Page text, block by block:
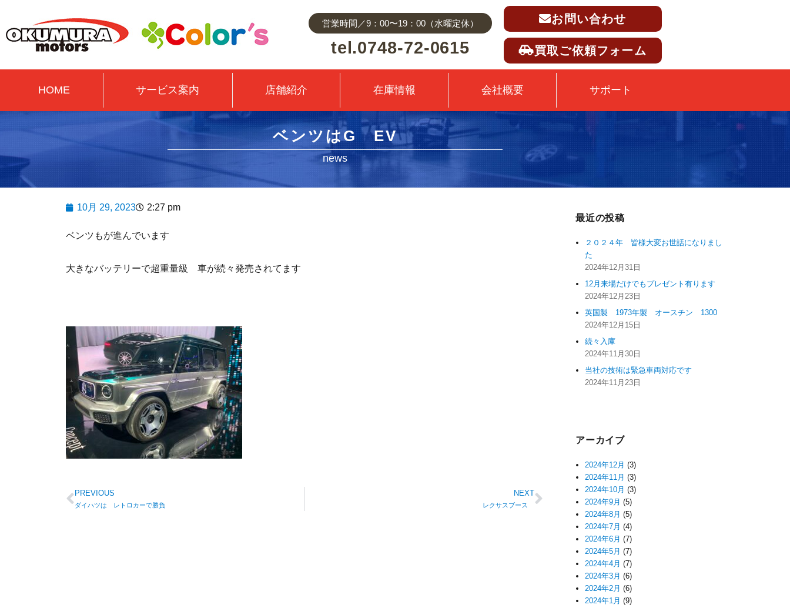
営業時間／9：00〜19：00（水曜定休）
tel.0748-72-0615
お問い合わせ
買取ご依頼フォーム
HOME サービス案内 店舗紹介 在庫情報 会社概要 サポート
ベンツはG EV
news
10月 29, 2023 2:27 pm
ベンツもが進んでいます
大きなバッテリーで超重量級 車が続々発売されてます
PREVIOUS
ダイハツは レトロカーで勝負
NEXT
レクサスブース
最近の投稿
２０２４年 皆様大変お世話になりまし
た
2024年12月31日
12月来場だけでもプレゼント有ります
2024年12月23日
英国製 1973年製 オースチン 1300
2024年12月15日
続々入庫
2024年11月30日
当社の技術は緊急車両対応です
2024年11月23日
アーカイブ
2024年12月 (3)
2024年11月 (3)
2024年10月 (3)
2024年9月 (5)
2024年8月 (5)
2024年7月 (4)
2024年6月 (7)
2024年5月 (7)
2024年4月 (7)
2024年3月 (6)
2024年2月 (6)
2024年1月 (9)